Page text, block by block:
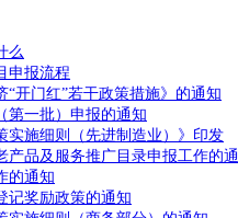
么
申报流程
“开门红”若干政策措施》的通知
第一批）申报的通知
实施细则（先进制造业）》印发
产品及服务推广目录申报工作的
的通知
记奖励政策的通知